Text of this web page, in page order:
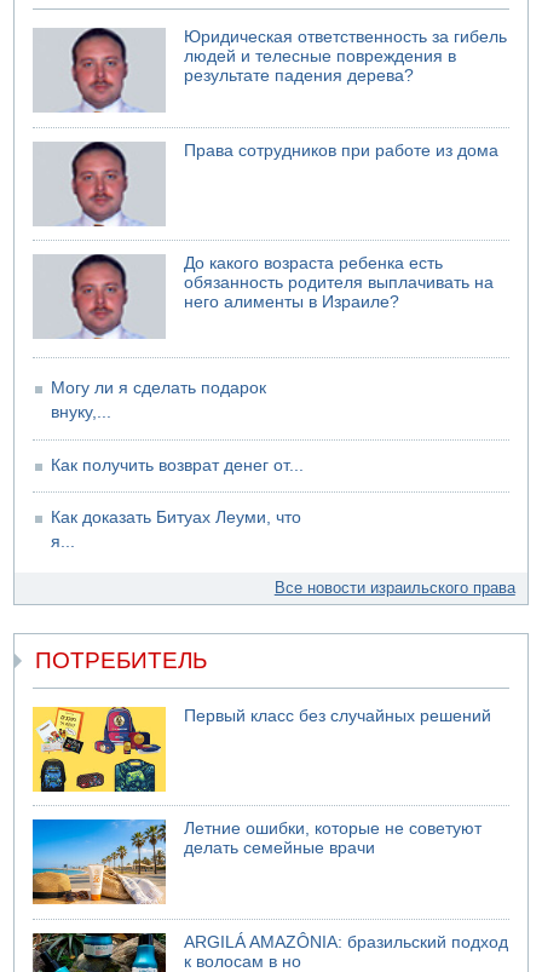
05.08.2026 13:49
На севере Израиля на берег выбросило тело
05.08.2026 13:32
В России горят новые склады
Юридическая ответственность за гибель
людей и телесные повреждения в
результате падения дерева?
Права сотрудников при работе из дома
До какого возраста ребенка есть
обязанность родителя выплачивать на
него алименты в Израиле?
Могу ли я сделать подарок
внуку,...
Как получить возврат денег от...
Как доказать Битуах Леуми, что
я...
Все новости израильского права
ПОТРЕБИТЕЛЬ
Первый класс без случайных решений
Летние ошибки, которые не советуют
делать семейные врачи
ARGILÁ AMAZÔNIA: бразильский подход
к волосам в но